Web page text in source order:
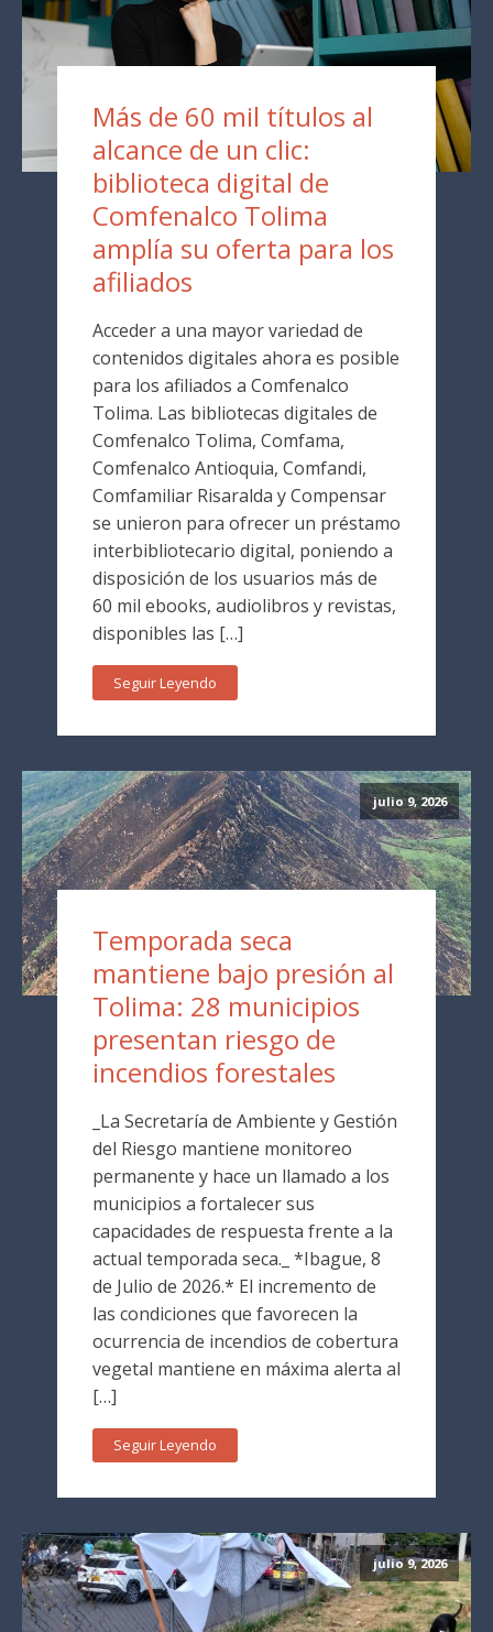
Más de 60 mil títulos al
alcance de un clic:
biblioteca digital de
Comfenalco Tolima
amplía su oferta para los
afiliados
Acceder a una mayor variedad de
contenidos digitales ahora es posible
para los afiliados a Comfenalco
Tolima. Las bibliotecas digitales de
Comfenalco Tolima, Comfama,
Comfenalco Antioquia, Comfandi,
Comfamiliar Risaralda y Compensar
se unieron para ofrecer un préstamo
interbibliotecario digital, poniendo a
disposición de los usuarios más de
60 mil ebooks, audiolibros y revistas,
disponibles las […]
Seguir Leyendo
julio 9, 2026
Temporada seca
mantiene bajo presión al
Tolima: 28 municipios
presentan riesgo de
incendios forestales
_La Secretaría de Ambiente y Gestión
del Riesgo mantiene monitoreo
permanente y hace un llamado a los
municipios a fortalecer sus
capacidades de respuesta frente a la
actual temporada seca._ *Ibague, 8
de Julio de 2026.* El incremento de
las condiciones que favorecen la
ocurrencia de incendios de cobertura
vegetal mantiene en máxima alerta al
[…]
Seguir Leyendo
julio 9, 2026